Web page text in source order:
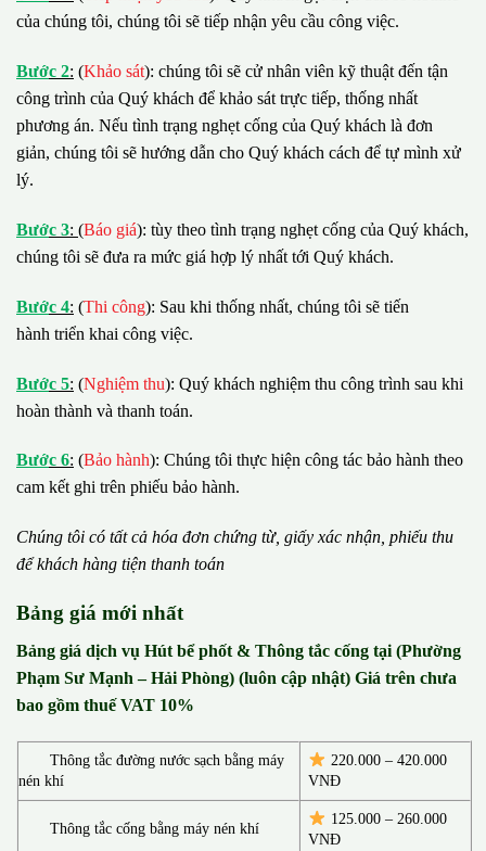
của chúng tôi, chúng tôi sẽ tiếp nhận yêu cầu công việc.
Bước 2: (Khảo sát): chúng tôi sẽ cử nhân viên kỹ thuật đến tận
công trình của Quý khách để khảo sát trực tiếp, thống nhất
phương án. Nếu tình trạng nghẹt cống của Quý khách là đơn
giản, chúng tôi sẽ hướng dẫn cho Quý khách cách để tự mình xử
lý.
Bước 3: (Báo giá): tùy theo tình trạng nghẹt cống của Quý khách,
chúng tôi sẽ đưa ra mức giá hợp lý nhất tới Quý khách.
Bước 4: (Thi công): Sau khi thống nhất, chúng tôi sẽ tiến
hành triển khai công việc.
Bước 5: (Nghiệm thu): Quý khách nghiệm thu công trình sau khi
hoàn thành và thanh toán.
Bước 6: (Bảo hành): Chúng tôi thực hiện công tác bảo hành theo
cam kết ghi trên phiếu bảo hành.
Chúng tôi có tất cả hóa đơn chứng từ, giấy xác nhận, phiếu thu
đểkhách hàng tiện thanh toán
Bảng giá mới nhất
Bảng giá dịch vụ Hút bể phốt & Thông tắc cống tại (Phường
Phạm Sư Mạnh – Hải Phòng) (luôn cập nhật) Giá trên chưa
bao gồm thuế VAT 10%
Thông tắc đường nước sạch bằng máy
nén khí
220.000 – 420.000
VNĐ
Thông tắc cống bằng máy nén khí
125.000 – 260.000
VNĐ